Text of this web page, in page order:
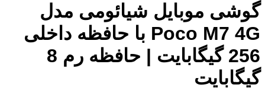
گوشی موبایل شیائومی مدل
Poco M7 4G با حافظه داخلی
256 گیگابایت | حافظه رم 8
گیگابایت